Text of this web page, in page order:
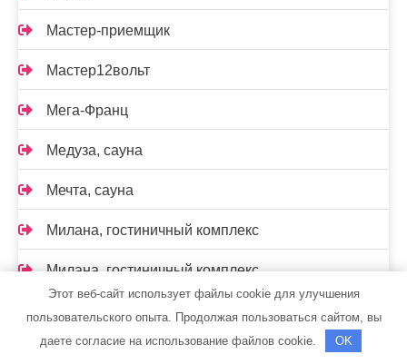
Мастер-приемщик
Мастер12вольт
Мега-Франц
Медуза, сауна
Мечта, сауна
Милана, гостиничный комплекс
Милана, гостиничный комплекс
Мишлен
Этот веб-сайт использует файлы cookie для улучшения
пользовательского опыта. Продолжая пользоваться сайтом, вы
даете согласие на использование файлов cookie.
OK